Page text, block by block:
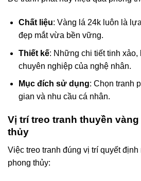
Chất liệu: Vàng lá 24k luôn là
đẹp mắt vừa bền vững.
Thiết kế: Những chi tiết tinh
chuyên nghiệp của nghệ nhân.
Mục đích sử dụng: Chọn tranh
gian và nhu cầu cá nhân.
Vị trí treo tranh thuyền
thủy
Việc treo tranh đúng vị trí quyết
phong thủy: